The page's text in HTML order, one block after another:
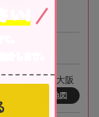
島3-15-7 新大阪
地図
、
介します。